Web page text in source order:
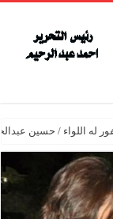
له اللواء / حسين